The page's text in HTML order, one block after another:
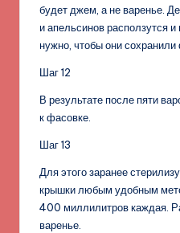
будет джем, а не варенье.
и апельсинов расползутся
нужно, чтобы они сохранили
Шаг 12
В результате после пяти
к фасовке.
Шаг 13
Для этого заранее
крышки любым удобным
400 миллилитров каждая.
варенье.